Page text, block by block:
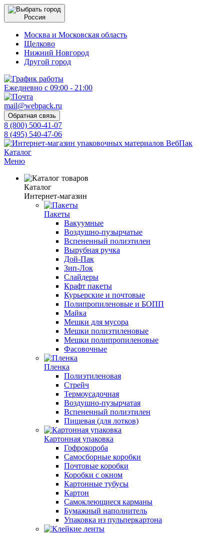
Россия
Москва и Московская область
Щелково
Нижний Новгород
Другой город
Ежедневно с 09:00 - 21:00
mail@webpack.ru
Обратная связь
8 (800) 500-41-07
8 (495) 540-47-06
Каталог
Меню
Каталог
Интернет-магазин
Пакеты
Вакуумные
Воздушно-пузырчатые
Вспененный полиэтилен
Вырубная ручка
Дой-Пак
Зип-Лок
Слайдеры
Крафт пакеты
Курьерские и почтовые
Полипропиленовые и БОПП
Майка
Мешки для мусора
Мешки полиэтиленовые
Мешки полипропиленовые
Фасовочные
Пленка
Полиэтиленовая
Стрейч
Термоусадочная
Воздушно-пузырчатая
Вспененный полиэтилен
Пищевая (для лотков)
Картонная упаковка
Гофрокороба
Самосборные коробки
Почтовые коробки
Коробки с окном
Картонные тубусы
Картон
Самоклеющиеся карманы
Бумажный наполнитель
Упаковка из пульперкартона